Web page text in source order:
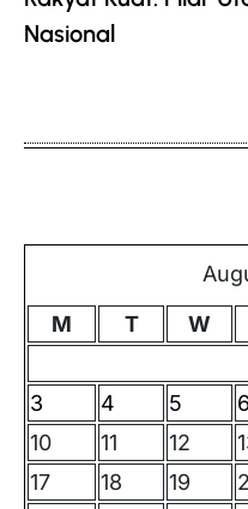
Nasional
M
T W
3
4 5 6
10
11 12
17
18 19